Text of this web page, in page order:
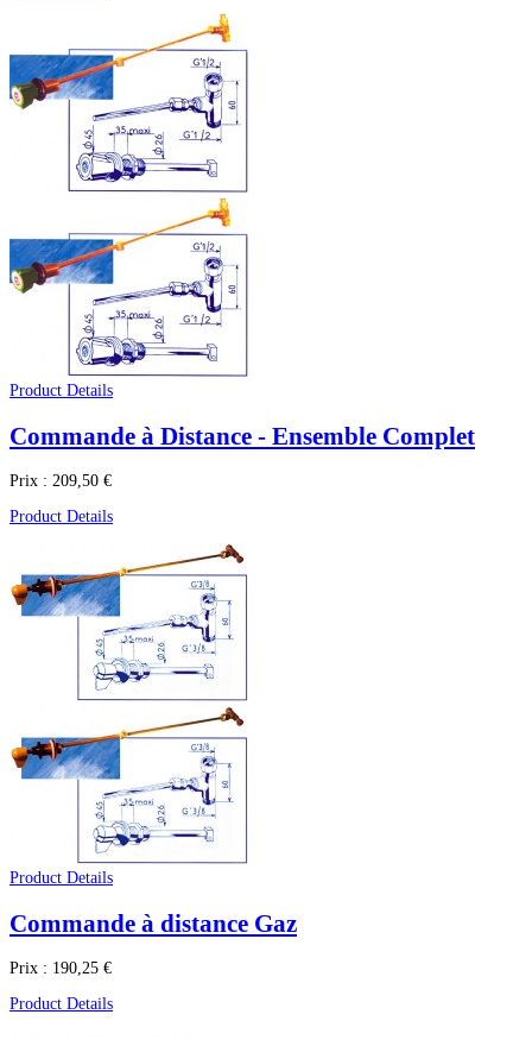
Product Details
Commande à Distance - Ensemble Complet
Prix : 209,50 €
Product Details
Product Details
Commande à distance Gaz
Prix : 190,25 €
Product Details